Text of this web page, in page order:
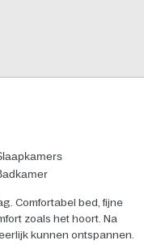
Comfortabel bed, fijne
zoals het hoort. Na
kunnen ontspannen.